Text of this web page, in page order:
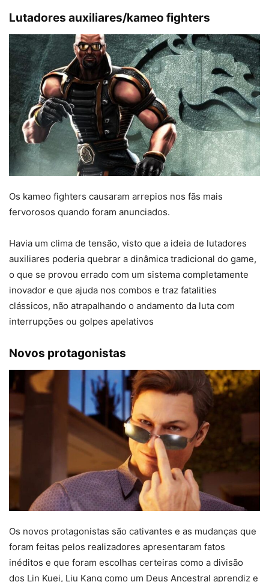
Lutadores auxiliares/kameo fighters
Os kameo fighters causaram arrepios nos fãs mais
fervorosos quando foram anunciados.
Havia um clima de tensão, visto que a ideia de lutadores
auxiliares poderia quebrar a dinâmica tradicional do game,
o que se provou errado com um sistema completamente
inovador e que ajuda nos combos e traz fatalities
clássicos, não atrapalhando o andamento da luta com
interrupções ou golpes apelativos
Novos protagonistas
Os novos protagonistas são cativantes e as mudanças que
foram feitas pelos realizadores apresentaram fatos
inéditos e que foram escolhas certeiras como a divisão
dos Lin Kuei, Liu Kang como um Deus Ancestral aprendiz e